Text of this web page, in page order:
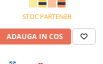
STOC PARTENER
ADAUGA IN COS